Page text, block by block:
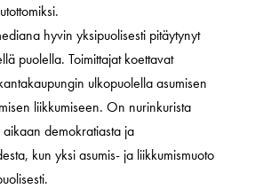
hyvin yksipuolisesti pitäytynyt
puolella. Toimittajat koettavat
ulkopuolella asumisen
liikkumiseen. On nurinkurista
demokratiasta ja
kun yksi asumis- ja liikkumismuoto